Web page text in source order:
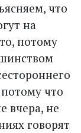
что
на
потому
что
вчера, не
говорят